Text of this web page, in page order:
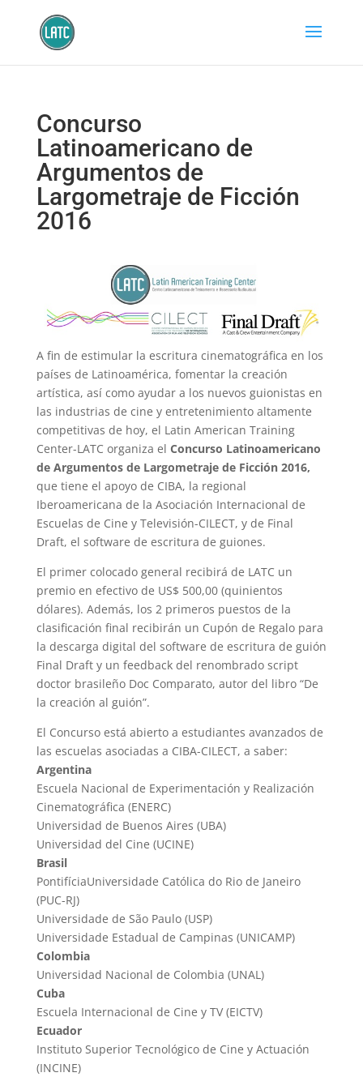
Concurso
Latinoamericano de
Argumentos de
Largometraje de Ficción
2016
A fin de estimular la escritura cinematográfica en los
países de Latinoamérica, fomentar la creación
artística, así como ayudar a los nuevos guionistas en
las industrias de cine y entretenimiento altamente
competitivas de hoy, el Latin American Training
Center-LATC organiza el Concurso Latinoamericano
de Argumentos de Largometraje de Ficción 2016,
que tiene el apoyo de CIBA, la regional
Iberoamericana de la Asociación Internacional de
Escuelas de Cine y Televisión-CILECT, y de Final
Draft, el software de escritura de guiones.
El primer colocado general recibirá de LATC un
premio en efectivo de US$ 500,00 (quinientos
dólares). Además, los 2 primeros puestos de la
clasificación final recibirán un Cupón de Regalo para
la descarga digital del software de escritura de guión
Final Draft y un feedback del renombrado script
doctor brasileño Doc Comparato, autor del libro “De
la creación al guión”.
El Concurso está abierto a estudiantes avanzados de
las escuelas asociadas a CIBA-CILECT, a saber:
Argentina
Escuela Nacional de Experimentación y Realización
Cinematográfica (ENERC)
Universidad de Buenos Aires (UBA)
Universidad del Cine (UCINE)
Brasil
PontifíciaUniversidade Católica do Rio de Janeiro
(PUC-RJ)
Universidade de São Paulo (USP)
Universidade Estadual de Campinas (UNICAMP)
Colombia
Universidad Nacional de Colombia (UNAL)
Cuba
Escuela Internacional de Cine y TV (EICTV)
Ecuador
Instituto Superior Tecnológico de Cine y Actuación
(INCINE)